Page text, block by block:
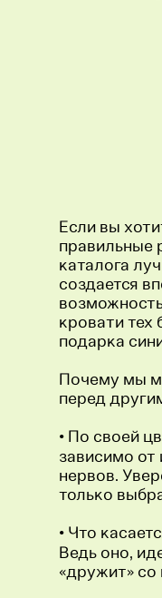
Если вы
правильные
каталога
создается
кровати тех
подарка
Почему мы
перед
• По своей
зависимо от
нервов.
только
• Что
Ведь оно,
«дружит»